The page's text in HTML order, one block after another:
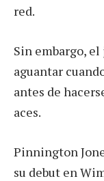
red.
Sin embargo, el
aguantar
antes de
aces.
Pinnington
su debut en